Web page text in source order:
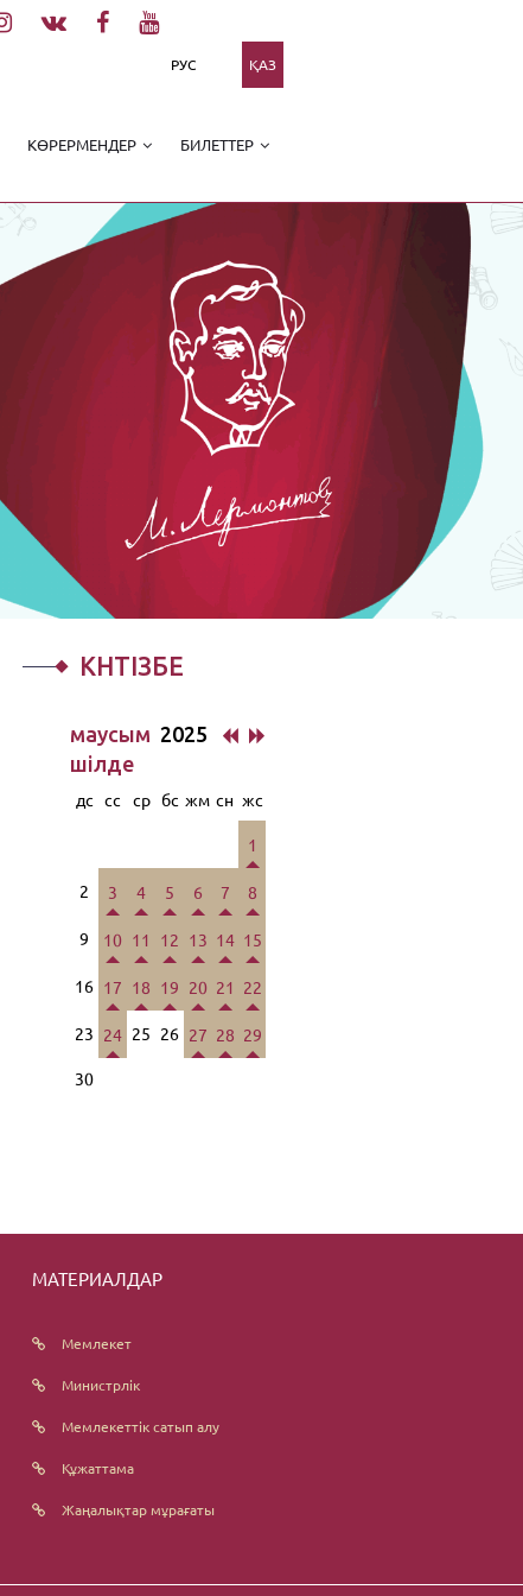
РУС ҚАЗ
КӨРЕРМЕНДЕР БИЛЕТТЕР
КҮНТІЗБЕ
маусым 2025
шiлде
дс сс ср бс жм сн жс
1
2 3 4 5 6 7 8
9 10 11 12 13 14 15
16 17 18 19 20 21 22
23 24 25 26 27 28 29
30
МАТЕРИАЛДАР
Мемлекет
Министрлік
Мемлекеттік сатып алу
Құжаттама
Жаңалықтар мұрағаты